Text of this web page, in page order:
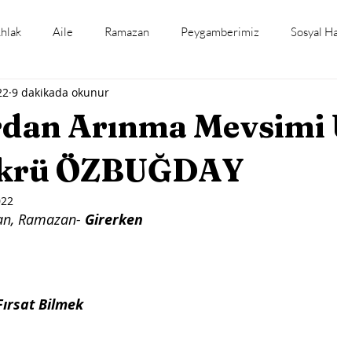
Aile Ramazan Peygamberimiz Sosyal
Gün ve Haftalar
Arınma Mevsimi
ÖZBUĞDAY
9 dakikada okunur
Ramazan- Girerken
Bilmek